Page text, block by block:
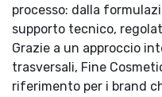
processo: dalla
supporto tecnico,
Grazie a un approccio
trasversali, Fine
riferimento per i brand